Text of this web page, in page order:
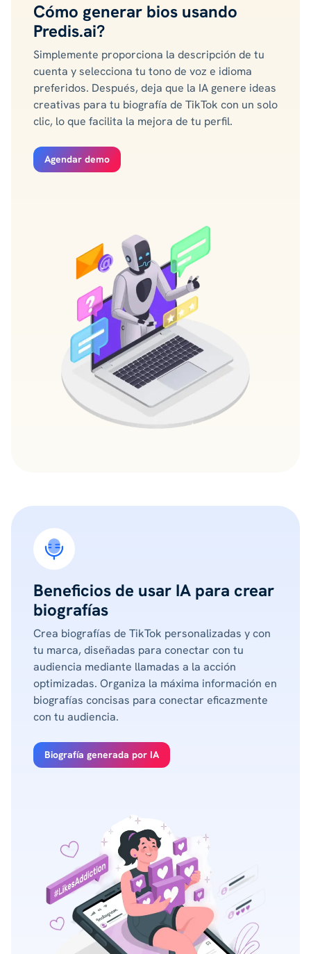
Cómo generar bios usando
Predis.ai?
Simplemente proporciona la descripción de tu
cuenta y selecciona tu tono de voz e idioma
preferidos. Después, deja que la IA genere ideas
creativas para tu biografía de TikTok con un solo
clic, lo que facilita la mejora de tu perfil.
Agendar demo
Beneficios de usar IA para crear
biografías
Crea biografías de TikTok personalizadas y con
tu marca, diseñadas para conectar con tu
audiencia mediante llamadas a la acción
optimizadas. Organiza la máxima información en
biografías concisas para conectar eficazmente
con tu audiencia.
Biografía generada por IA